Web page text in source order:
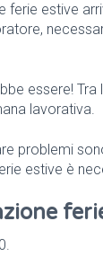
ferie estive
essere!
lavorativa.
problemi
estive è